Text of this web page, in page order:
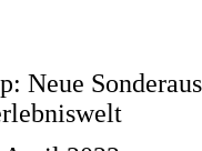
Neue